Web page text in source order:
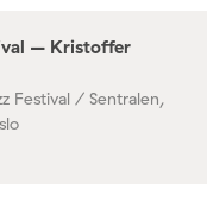
– Kristoffer
Festival / Sentralen,